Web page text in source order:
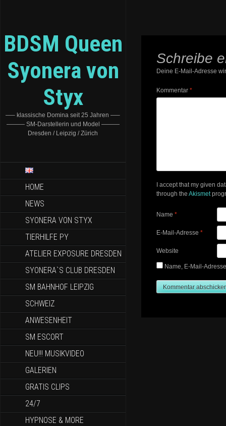
BDSM Queen
Syonera von
Styx
—– klassische Domina seit 25 Jahren —–
——— SM-Darstellerin und Model ———
Dresden / Leipzig / Zürich
HOME
NEWS
SYONERA VON STYX
TIERHILFE PY
ATELIER EXPOSURE DRESDEN
SYONERA`S CLUB DRESDEN
SM BAHNHOF LEIPZIG
SCHWEIZ
ANWESENHEIT
SM ESCORT
NEU!!! MUSIKVIDEO
GALERIEN
GRATIS CLIPS
24/7
HYPNOSE & MORE
Schreibe
Deine E-Mail-Adresse
Kommentar *
I accept that my given
through the Akismet
Name *
E-Mail-Adresse *
Website
Name, E-Mail-